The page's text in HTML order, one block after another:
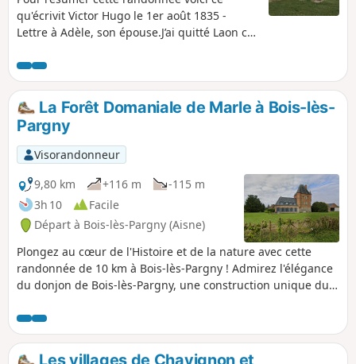
Bertaucourt-Epourdon .
qu'écrivit Victor Hugo le 1er août 1835 -
Lettre à Adèle, son épouse.J’ai quitté Laon ce
est une autre ville dedans, une immense
cathédrale qui devait porter six tours et qui
n’en a que quatre ; quatre tours presque
byzantines, à jour comme les flèches du XVIe
siècle. Tout est beau à Laon, les églises, les
maisons, les environs, tout...
La Forêt Domaniale de Marle à Bois-lès-
Pargny
Visorandonneur
9,80 km
+116 m
-115 m
3h 10
Facile
Départ à Bois-lès-Pargny (Aisne)
Plongez au cœur de l'Histoire et de la nature avec cette
randonnée de 10 km à Bois-lès-Pargny ! Admirez l'élégance
du donjon de Bois-lès-Pargny, une construction unique du
depuis 1927, ainsi que la sérénité de l'Église Saint-Rémi.
Pour les plus curieux, ne manquez pas le détour (seulement
2,6 km aller-retour) vers le mythique Verziau de Gargantua.